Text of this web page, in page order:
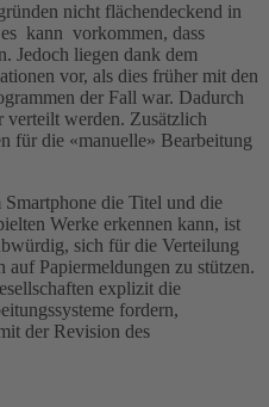
nicht flächendeckend in
kann vorkommen, dass
Jedoch liegen dank dem
vor, als dies früher mit den
der Fall war. Dadurch
verteilt werden. Zusätzlich
für die «manuelle» Bearbeitung
die Titel und die
Werke erkennen kann, ist
sich für die Verteilung
auf Papiermeldungen zu stützen.
explizit die
fordern,
der Revision des